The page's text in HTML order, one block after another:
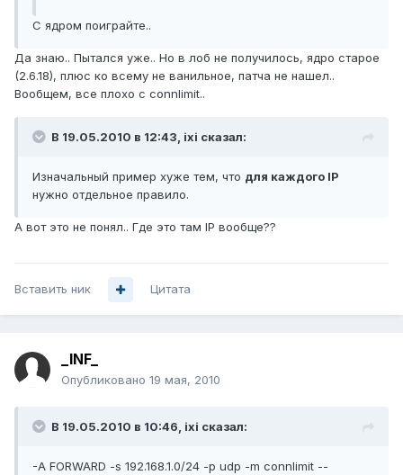
С ядром поиграйте..
Да знаю.. Пытался уже.. Но в лоб не получилось, ядро старое
(2.6.18), плюс ко всему не ванильное, патча не нашел..
Вообщем, все плохо с connlimit..
В 19.05.2010 в 12:43, ixi сказал:
Изначальный пример хуже тем, что для каждого IP
нужно отдельное правило.
А вот это не понял.. Где это там IP вообще??
Вставить ник Цитата
_INF_
Опубликовано 19 мая, 2010
В 19.05.2010 в 10:46, ixi сказал:
-A FORWARD -s 192.168.1.0/24 -p udp -m connlimit --